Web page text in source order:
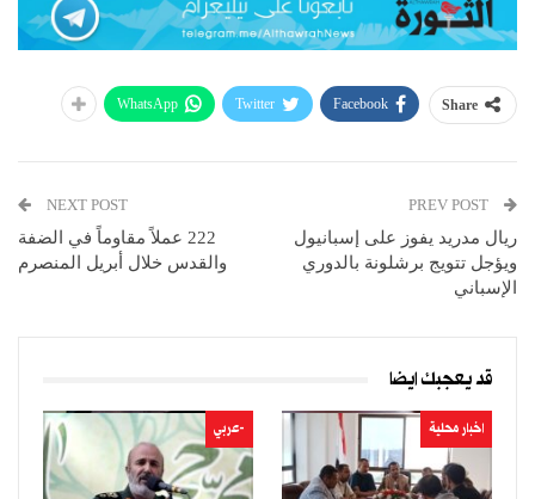
Share
Facebook
Twitter
WhatsApp
ريال مدريد يفوز على إسبانيول
ويؤجل تتويج برشلونة بالدوري
الإسباني
NEXT POST
222 عملاً مقاوماً في الضفة
والقدس خلال أبريل المنصرم
قد يعجبك ايضا
اخبار محلية -عربي